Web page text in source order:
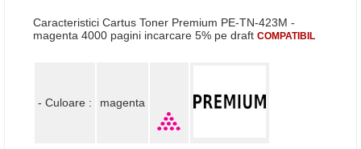
Caracteristici Cartus Toner Premium PE-TN-423M -
magenta 4000 pagini incarcare 5% pe draft COMPATIBIL
- Culoare : magenta